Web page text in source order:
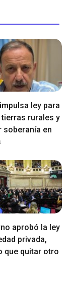
ley para
rurales y
soberanía en
aprobó la ley
privada,
que quitar otro